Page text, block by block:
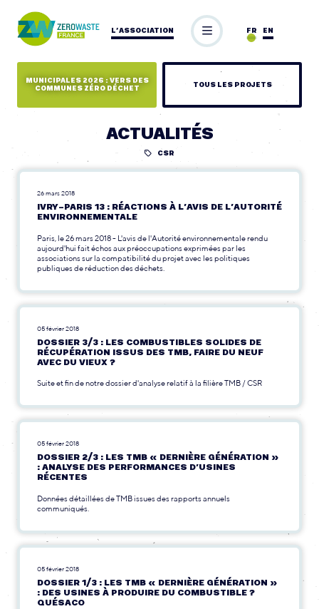
L’ASSOCIATION EN
FR
MUNICIPALES 2026 : VERS DES
COMMUNES ZÉRO DÉCHET
TOUS LES PROJETS
ACTUALITÉS
CSR
26 mars 2018
IVRY-PARIS 13 : RÉACTIONS À L’AVIS DE L’AUTORITÉ
ENVIRONNEMENTALE
Paris, le 26 mars 2018 - L'avis de l'Autorité environnementale rendu
aujourd'hui fait échos aux préoccupations exprimées par les
associations sur la compatibilité du projet avec les politiques
publiques de réduction des déchets.
05 février 2018
DOSSIER 3/3 : LES COMBUSTIBLES SOLIDES DE
RÉCUPÉRATION ISSUS DES TMB, FAIRE DU NEUF
AVEC DU VIEUX ?
Suite et fin de notre dossier d'analyse relatif à la filière TMB / CSR
05 février 2018
DOSSIER 2/3 : LES TMB « DERNIÈRE GÉNÉRATION »
: ANALYSE DES PERFORMANCES D’USINES
RÉCENTES
Données détaillées de TMB issues des rapports annuels
communiqués.
05 février 2018
DOSSIER 1/3 : LES TMB « DERNIÈRE GÉNÉRATION »
: DES USINES À PRODUIRE DU COMBUSTIBLE ?
QUÉSACO